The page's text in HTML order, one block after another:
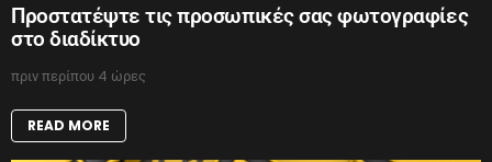
Προστατέψτε τις προσωπικές σας φωτογραφίες
στο διαδίκτυο
πριν περίπου 4 ώρες
READ MORE